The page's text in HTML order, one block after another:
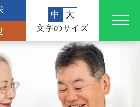
中 大
文字のサイズ